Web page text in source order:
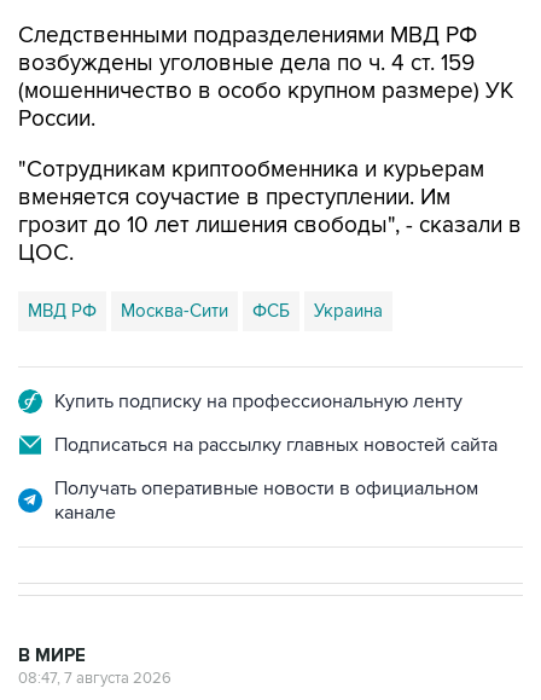
Следственными подразделениями МВД РФ
возбуждены уголовные дела по ч. 4 ст. 159
(мошенничество в особо крупном размере) УК
России.
"Сотрудникам криптообменника и курьерам
вменяется соучастие в преступлении. Им
грозит до 10 лет лишения свободы", - сказали в
ЦОС.
МВД РФ Москва-Сити ФСБ Украина
Купить подписку на профессиональную ленту
Подписаться на рассылку главных новостей сайта
Получать оперативные новости в официальном
канале
В МИРЕ
08:47, 7 августа 2026